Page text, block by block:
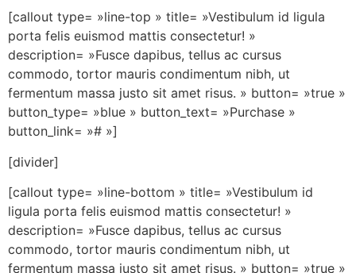
[callout type= »line-top » title= »Vestibulum id ligula
porta felis euismod mattis consectetur! »
description= »Fusce dapibus, tellus ac cursus
commodo, tortor mauris condimentum nibh, ut
fermentum massa justo sit amet risus. » button= »true »
button_type= »blue » button_text= »Purchase »
button_link= »# »]
[divider]
[callout type= »line-bottom » title= »Vestibulum id
ligula porta felis euismod mattis consectetur! »
description= »Fusce dapibus, tellus ac cursus
commodo, tortor mauris condimentum nibh, ut
fermentum massa justo sit amet risus. » button= »true »